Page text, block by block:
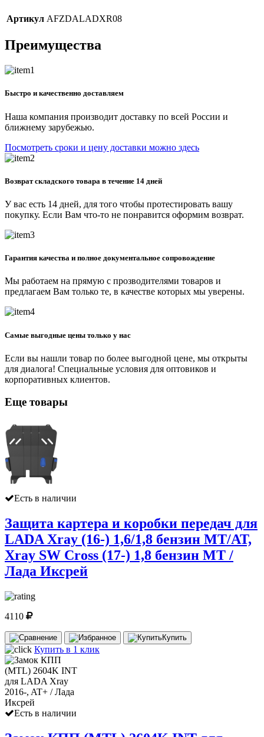
Артикул AFZDALADXR08
Преимущества
Быстро и качественно доставляем
Наша компания производит доставку по всей России и
ближнему зарубежью.
Посмотреть сроки и цену доставки можно здесь
Возврат складского товара в течение 14 дней
У вас есть 14 дней, для того чтобы протестировать вашу
покупку. Если Вам что-то не понравится оформим возврат.
Гарантия качества и полное документальное сопровождение
Мы работаем на прямую с прозводителями товаров и
предлагаем Вам только те, в качестве которых мы уверены.
Самые выгодные цены только у нас
Если вы нашли товар по более выгодной цене, мы открыты
для диалога! Специальные условия для оптовиков и
корпоративных клиентов.
Еще товары
Есть в наличии
Защита картера и коробки передач для
LADA Xray (16-) 1,6/1,8 бензин МТ/АТ,
Xray SW Cross (17-) 1,8 бензин MT /
Лада Иксрей
4110
Купить
Купить в 1 клик
Есть в наличии